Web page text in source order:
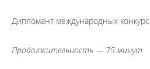
Дипломант международных
Продолжительность — 75 минут